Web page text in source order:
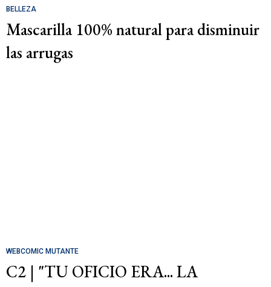
BELLEZA
Mascarilla 100% natural para disminuir
las arrugas
WEBCOMIC MUTANTE
C2 | "TU OFICIO ERA... LA